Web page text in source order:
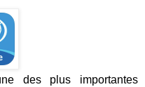
des plus importantes